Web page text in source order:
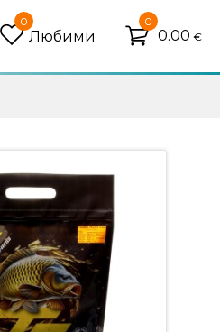
0
Любими
0
0.00 €